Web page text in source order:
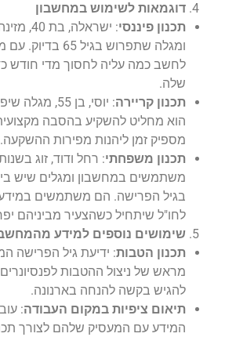
דוגמאות לשימוש במחשבון
תכנון פיננסי
:
ומגלה שתפרוש בגיל
לחשב כמה עליה לחסוך מדי חודש
שלה.
תכנון קריירה
הוא מחליט להשקיע בהסבה
מספיק זמן ליהנות מפירות ההשקעה.
תכנון משפחתי
משתמשים במחשבון ומגלים שיש
בגיל הפרישה. הם משתמשים במידע
לחו"ל שיתחיל כשהצעיר מביניהם
שימושים נוספים למידע
תכנון הטבות: ידיעת גיל הפרישה
מראש של ניצול ההטבות
להגיש בקשה להנחה בארנונה.
תיאום ציפיות במקום העבודה:
המידע עם המעסיק שלהם לצורך